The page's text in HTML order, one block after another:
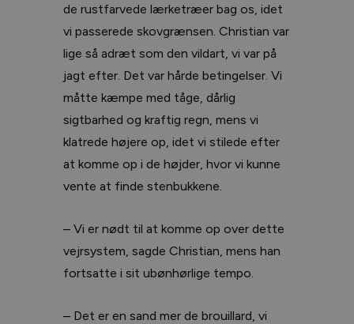
de rustfarvede lærketræer bag os, idet
vi passerede skovgrænsen. Christian var
lige så adræt som den vildart, vi var på
jagt efter. Det var hårde betingelser. Vi
måtte kæmpe med tåge, dårlig
sigtbarhed og kraftig regn, mens vi
klatrede højere op, idet vi stilede efter
at komme op i de højder, hvor vi kunne
vente at finde stenbukkene.
– Vi er nødt til at komme op over dette
vejrsystem, sagde Christian, mens han
fortsatte i sit ubønhørlige tempo.
– Det er en sand mer de brouillard, vi